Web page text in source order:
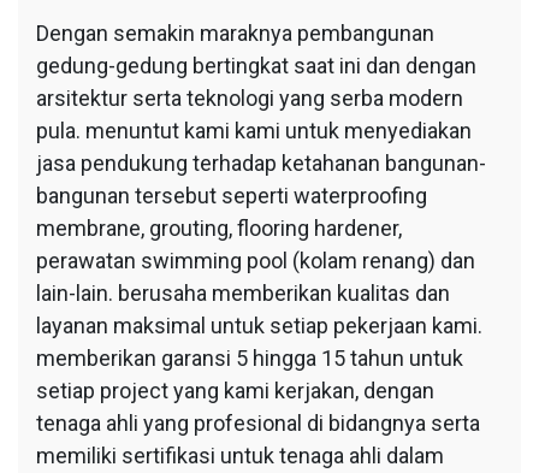
Dengan semakin maraknya pembangunan
gedung-gedung bertingkat saat ini dan dengan
arsitektur serta teknologi yang serba modern
pula. menuntut kami kami untuk menyediakan
jasa pendukung terhadap ketahanan bangunan-
bangunan tersebut seperti waterproofing
membrane, grouting, flooring hardener,
perawatan swimming pool (kolam renang) dan
lain-lain. berusaha memberikan kualitas dan
layanan maksimal untuk setiap pekerjaan kami.
memberikan garansi 5 hingga 15 tahun untuk
setiap project yang kami kerjakan, dengan
tenaga ahli yang profesional di bidangnya serta
memiliki sertifikasi untuk tenaga ahli dalam